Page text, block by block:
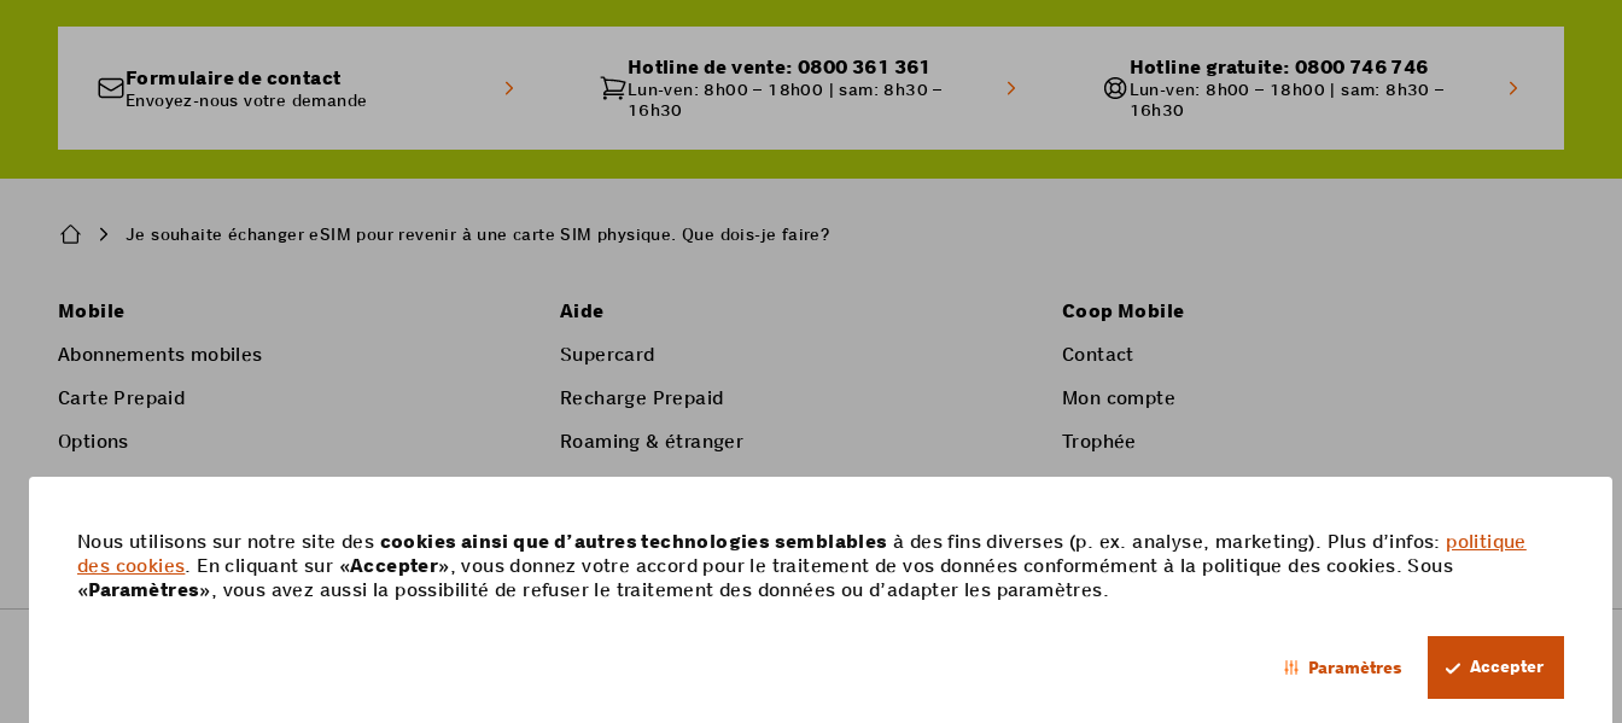
Formulaire de contact
Envoyez-nous votre demande
Hotline de vente: 0800 361 361
Lun-ven: 8h00 – 18h00 | sam: 8h30 –
16h30
Hotline gratuite: 0800 746 746
Lun-ven: 8h00 – 18h00 | sam: 8h30 –
16h30
BreadcrumbJe souhaite échanger eSIM pour revenir à une carte SIM physique. Que dois-je faire?
Pied
page
Mobile
Abonnements mobiles
Carte Prepaid
Options
Aide
Supercard
Recharge Prepaid
Roaming & étranger
Coop Mobile
Contact
Mon compte
Trophée
FR
Nous utilisons sur notre site des cookies ainsi que d’autres technologies semblables à des fins diverses (p. ex. analyse, marketing). Plus d’infos: politique
des cookies . En cliquant sur «Accepter», vous donnez votre accord pour le traitement de vos données conformément à la politique des cookies. Sous
«Paramètres», vous avez aussi la possibilité de refuser le traitement des données ou d’adapter les paramètres.
Paramètres Accepter